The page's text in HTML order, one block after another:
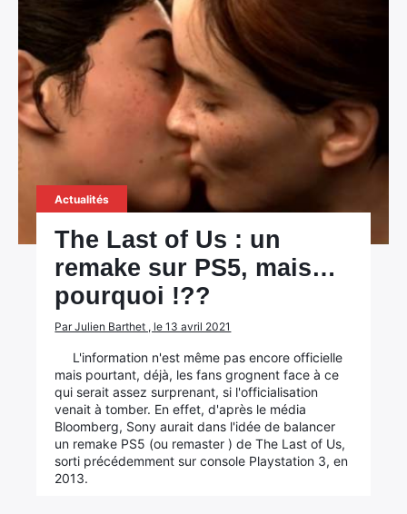
Actualités
The Last of Us : un
remake sur PS5, mais…
pourquoi !??
Par Julien Barthet , le 13 avril 2021
L'information n'est même pas encore officielle
mais pourtant, déjà, les fans grognent face à ce
qui serait assez surprenant, si l'officialisation
venait à tomber. En effet, d'après le média
Bloomberg, Sony aurait dans l'idée de balancer
un remake PS5 (ou remaster ) de The Last of Us,
sorti précédemment sur console Playstation 3, en
2013.